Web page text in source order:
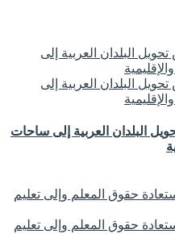
البلدان العربية إلى ساحات